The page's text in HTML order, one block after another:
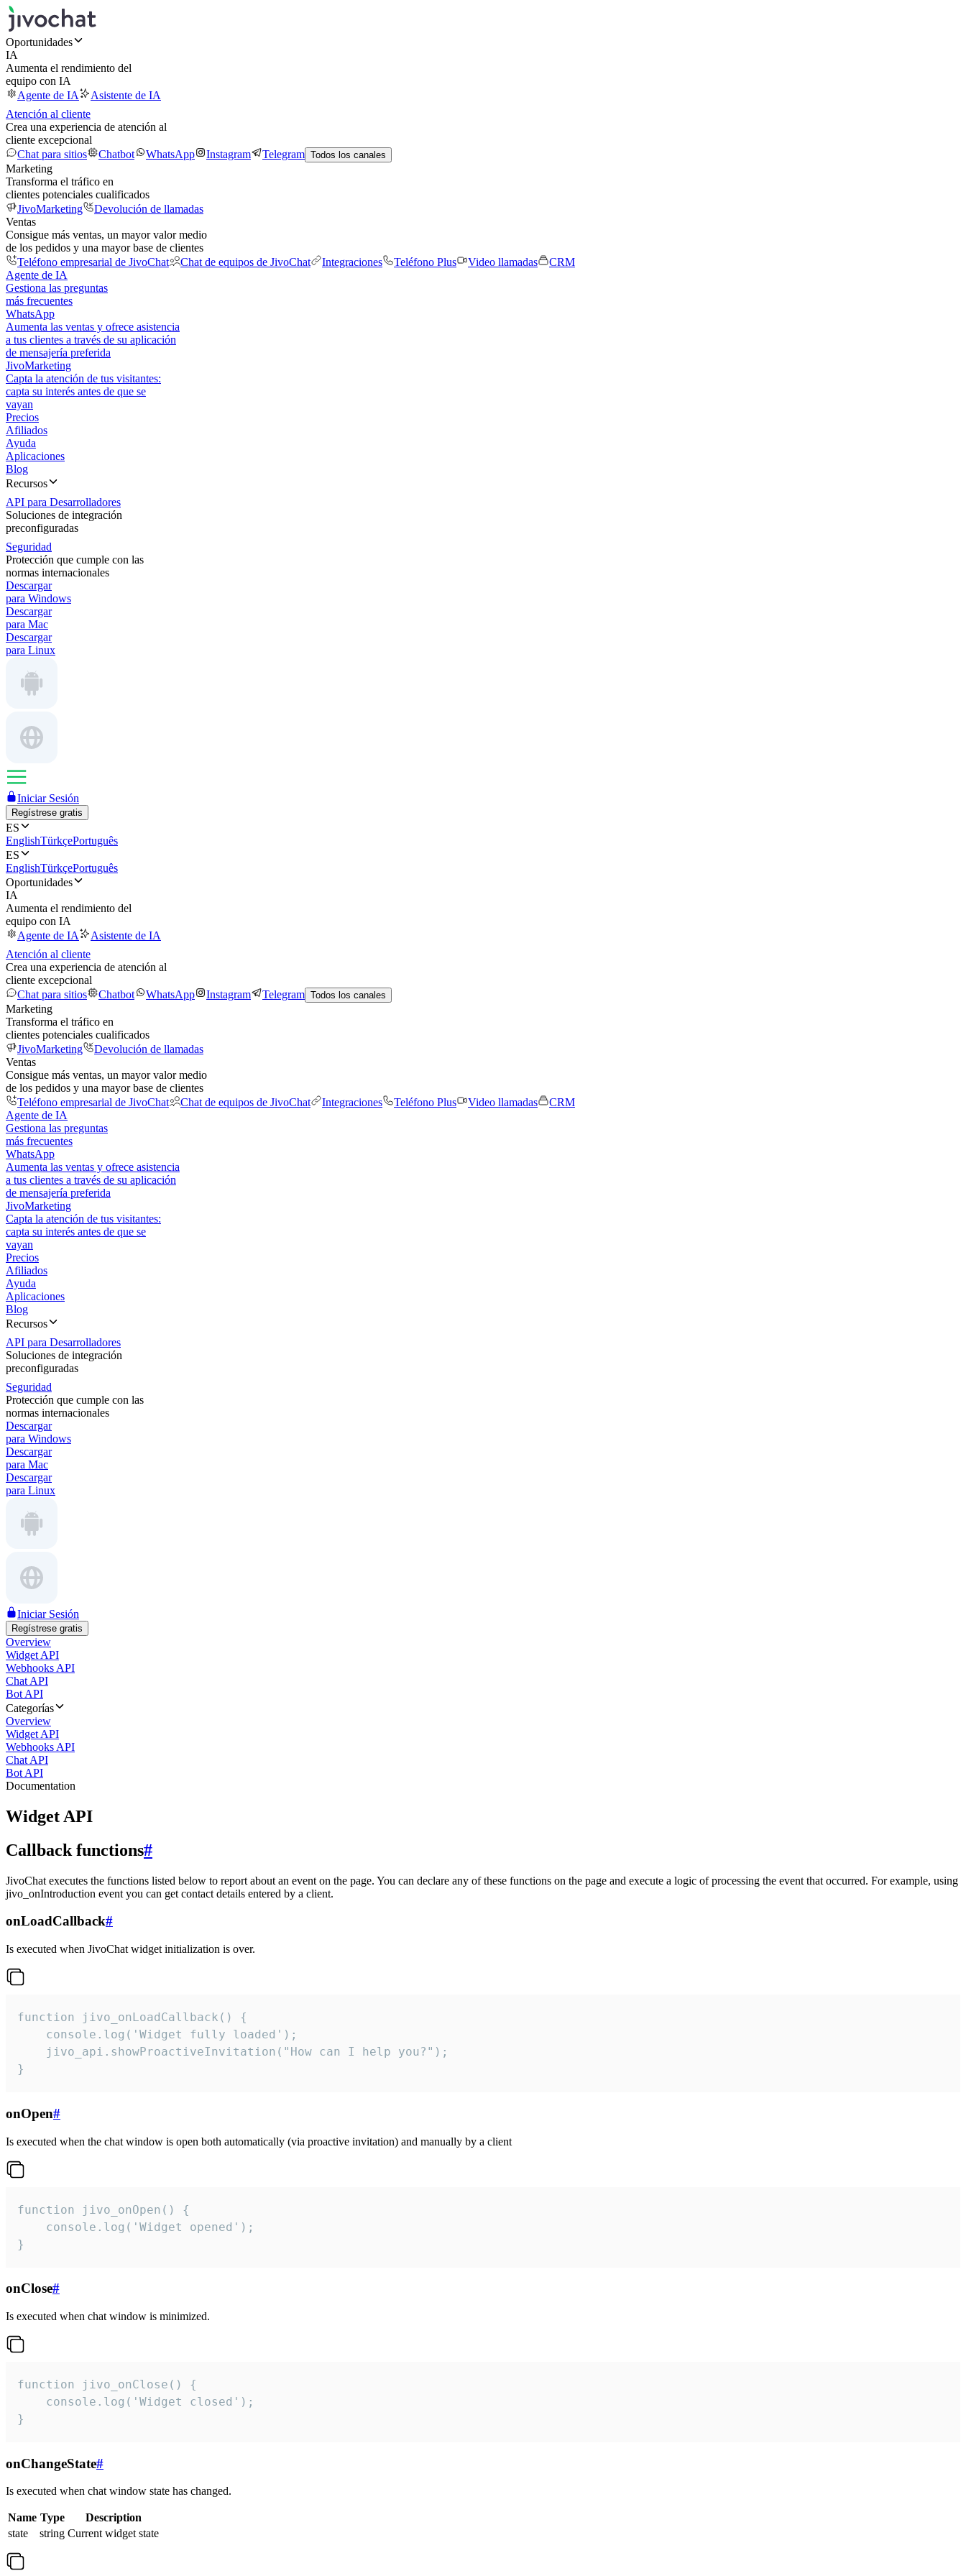
Oportunidades
IA
Aumenta el rendimiento del
equipo con IA
Agente de IA
Asistente de IA
Atención al cliente
Crea una experiencia de atención al
cliente excepcional
Chat para sitios
Chatbot WhatsApp Instagram Telegram Todos los canales
Marketing
Transforma el tráfico en
clientes potenciales cualificados
JivoMarketing
Devolución de llamadas
Ventas
Consigue más ventas, un mayor valor medio
de los pedidos y una mayor base de clientes
Teléfono empresarial de JivoChat
Chat de equipos de JivoChat Integraciones Teléfono Plus Video llamadas
CRM
Agente de IA
Gestiona las preguntas
más frecuentes
WhatsApp
Aumenta las ventas y ofrece asistencia
a tus clientes a través de su aplicación
de mensajería preferida
JivoMarketing
Capta la atención de tus visitantes:
capta su interés antes de que se
vayan
Precios
Afiliados
Ayuda
Aplicaciones
Blog
Recursos
API para Desarrolladores
Soluciones de integración
preconfiguradas
Seguridad
Protección que cumple con las
normas internacionales
Descargar
para Windows
Descargar
para Mac
Descargar
para Linux
Iniciar Sesión
Regístrese gratis
ES
EnglishTürkçePortuguês
ES
EnglishTürkçePortuguês
Oportunidades
IA
Aumenta el rendimiento del
equipo con IA
Agente de IA
Asistente de IA
Atención al cliente
Crea una experiencia de atención al
cliente excepcional
Chat para sitios
Chatbot WhatsApp Instagram Telegram Todos los canales
Marketing
Transforma el tráfico en
clientes potenciales cualificados
JivoMarketing
Devolución de llamadas
Ventas
Consigue más ventas, un mayor valor medio
de los pedidos y una mayor base de clientes
Teléfono empresarial de JivoChat
Chat de equipos de JivoChat Integraciones Teléfono Plus Video llamadas
CRM
Agente de IA
Gestiona las preguntas
más frecuentes
WhatsApp
Aumenta las ventas y ofrece asistencia
a tus clientes a través de su aplicación
de mensajería preferida
JivoMarketing
Capta la atención de tus visitantes:
capta su interés antes de que se
vayan
Precios
Afiliados
Ayuda
Aplicaciones
Blog
Recursos
API para Desarrolladores
Soluciones de integración
preconfiguradas
Seguridad
Protección que cumple con las
normas internacionales
Descargar
para Windows
Descargar
para Mac
Descargar
para Linux
Iniciar Sesión
Regístrese gratis
Overview
Widget API
Webhooks API
Chat API
Bot API
Categorías
Overview
Widget API
Webhooks API
Chat API
Bot API
Documentation
Widget API
Callback functions#
JivoChat executes the functions listed below to report about an event on the page. You can declare any of these functions on the page and execute a logic of processing the event that occurred. For example, using
jivo_onIntroduction event you can get contact details entered by a client.
onLoadCallback#
Is executed when JivoChat widget initialization is over.
function jivo_onLoadCallback() {
    console.log('Widget fully loaded');
    jivo_api.showProactiveInvitation("How can I help you?");
}
onOpen#
Is executed when the chat window is open both automatically (via proactive invitation) and manually by a client
function jivo_onOpen() {
    console.log('Widget opened');
}
onClose#
Is executed when chat window is minimized.
function jivo_onClose() {
    console.log('Widget closed');
}
onChangeState#
Is executed when chat window state has changed.
Name Type
Description
state
string Current widget state